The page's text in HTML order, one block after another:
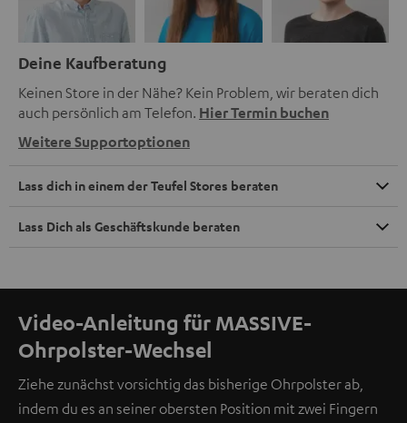
Deine Kaufberatung
Keinen Store in der Nähe? Kein Problem, wir beraten dich
auch persönlich am Telefon. Hier Termin buchen
Weitere Supportoptionen
Lass dich in einem der Teufel Stores beraten
Lass Dich als Geschäftskunde beraten
Video-Anleitung für MASSIVE-
Ohrpolster-Wechsel
Ziehe zunächst vorsichtig das bisherige Ohrpolster ab,
indem du es an seiner obersten Position mit zwei Fingern